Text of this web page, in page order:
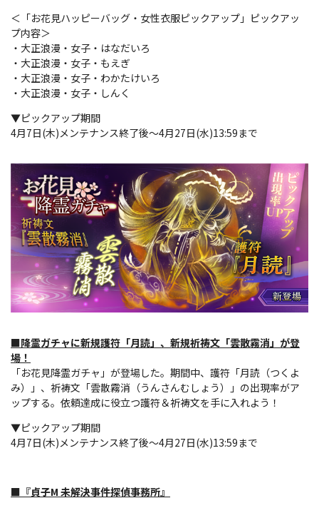
＜「お花見ハッピーバッグ・女性衣服ピックアップ」ピックアッ
プ内容＞
・大正浪漫・女子・はなだいろ
・大正浪漫・女子・もえぎ
・大正浪漫・女子・わかたけいろ
・大正浪漫・女子・しんく
▼ピックアップ期間
4月7日(木)メンテナンス終了後～4月27日(水)13:59まで
■降霊ガチャに新規護符「月読」、新規祈祷文「雲散霧消」が登
場！
「お花見降霊ガチャ」が登場した。期間中、護符「月読（つくよ
み）」、祈祷文「雲散霧消（うんさんむしょう）」の出現率がア
ップする。依頼達成に役立つ護符＆祈祷文を手に入れよう！
▼ピックアップ期間
4月7日(木)メンテナンス終了後～4月27日(水)13:59まで
■『貞子M 未解決事件探偵事務所』